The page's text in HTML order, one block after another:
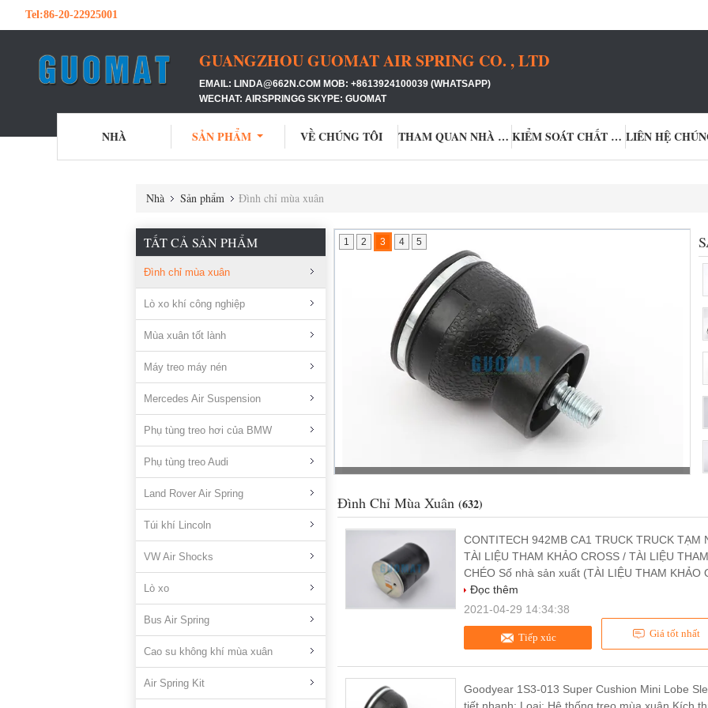
Tel:86-20-22925001
GUANGZHOU GUOMAT AIR SPRING CO. , LTD
EMAIL: LINDA@662N.COM MOB: +8613924100039 (WHATSAPP)
WECHAT: AIRSPRINGG SKYPE: GUOMAT
NHÀ SẢN PHẨM VỀ CHÚNG TÔI THAM QUAN NHÀ MÁY KIỂM SOÁT CHẤT LƯỢNG LIÊN HỆ
Nhà Sản phẩm Đình chỉ mùa xuân
TẤT CẢ SẢN PHẨM
Đình chỉ mùa xuân
Lò xo khí công nghiệp
Mùa xuân tốt lành
Máy treo máy nén
Mercedes Air Suspension
Phụ tùng treo hơi của BMW
Phụ tùng treo Audi
Land Rover Air Spring
Túi khí Lincoln
VW Air Shocks
Lò xo
Bus Air Spring
Cao su không khí mùa xuân
Air Spring Kit
1 2 3 4 5
Đình Chỉ Mùa Xuân (632)
Tiếp xúc Giá tốt nhất
CONTITECH 942MB CA1 TRUCK TRUCK
TÀI LIỆU THAM KHẢO CROSS / TÀI LIỆU
CHÉO Số nhà sản xuất (TÀI LIỆU THAM KHẢO
Đọc thêm
2021-04-29 14:34:38
Goodyear 1S3-013 Super Cushion Mini Lobe